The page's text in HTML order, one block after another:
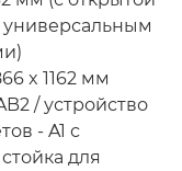
x 1162 мм
/ устройство
- A1 с
для